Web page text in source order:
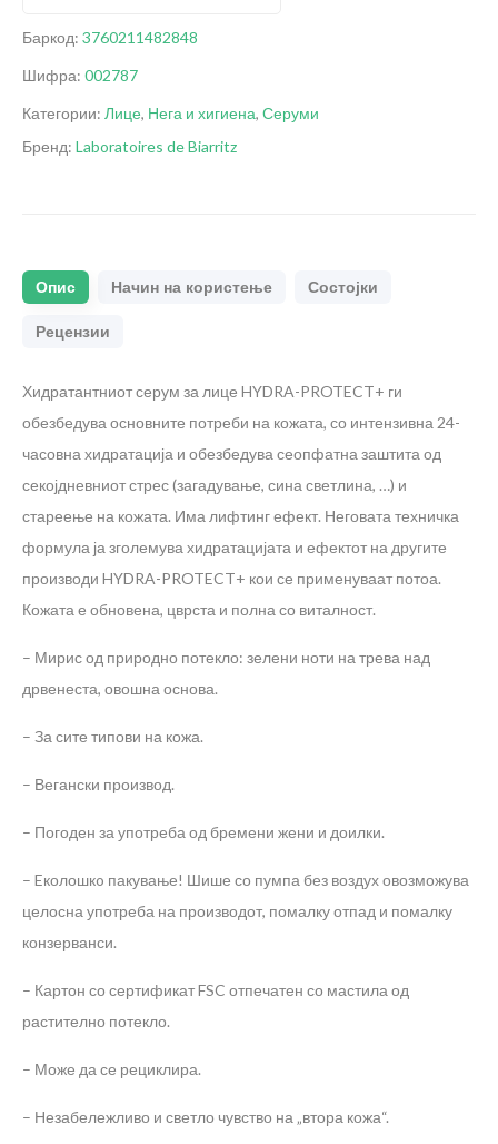
Баркод: 3760211482848
Шифра: 002787
Категории: Лице, Нега и хигиена, Серуми
Бренд: Laboratoires de Biarritz
Опис Начин на користење Состојки
Рецензии
Хидратантниот серум за лице HYDRA-PROTECT+ ги
обезбедува основните потреби на кожата, со интензивна 24-
часовна хидратација и обезбедува сеопфатна заштита од
секојдневниот стрес (загадување, сина светлина, …) и
стареење на кожата. Има лифтинг ефект. Неговата техничка
формула ја зголемува хидратацијата и ефектот на другите
производи HYDRA-PROTECT+ кои се применуваат потоа.
Кожата е обновена, цврста и полна со виталност.
– Мирис од природно потекло: зелени ноти на трева над
дрвенеста, овошна основа.
– За сите типови на кожа.
– Вегански производ.
– Погоден за употреба од бремени жени и доилки.
– Eколошкo пакување! Шише со пумпа без воздух овозможува
целосна употреба на производот, помалку отпад и помалку
конзерванси.
– Картон со сертификат FSC отпечатен со мастила од
растително потекло.
– Може да се рециклира.
– Незабележливо и светло чувство на „втора кожа“.